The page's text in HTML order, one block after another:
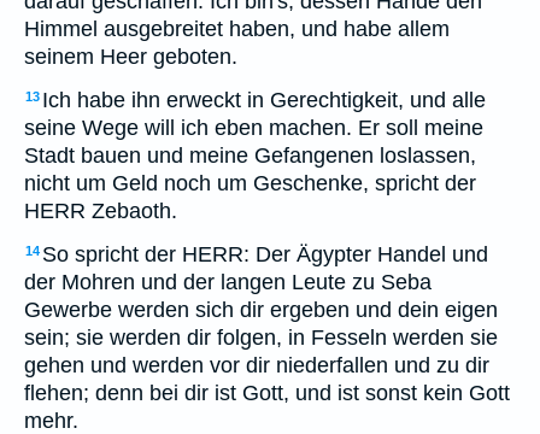
Himmel ausgebreitet haben, und habe allem
seinem Heer geboten.
13 Ich habe ihn erweckt in Gerechtigkeit, und alle
seine Wege will ich eben machen. Er soll meine
Stadt bauen und meine Gefangenen loslassen,
nicht um Geld noch um Geschenke, spricht der
HERR Zebaoth.
14 So spricht der HERR: Der Ägypter Handel und
der Mohren und der langen Leute zu Seba
Gewerbe werden sich dir ergeben und dein eigen
sein; sie werden dir folgen, in Fesseln werden sie
gehen und werden vor dir niederfallen und zu dir
flehen; denn bei dir ist Gott, und ist sonst kein Gott
mehr.